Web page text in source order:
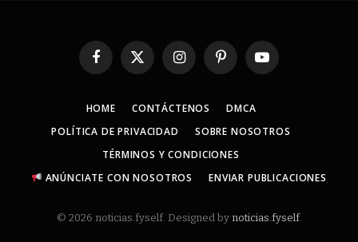
Facebook
X
InstagramPinterestYouTube
HOME CONTÁCTENOS
DMCA
POLÍTICA DE PRIVACIDAD
SOBRE NOSOTROS
TÉRMINOS Y CONDICIONES
ANÚNCIATE CON NOSOTROS
ENVIAR PUBLICACIONES
© 2026 noticias.fyself. Designed by noticias.fyself.